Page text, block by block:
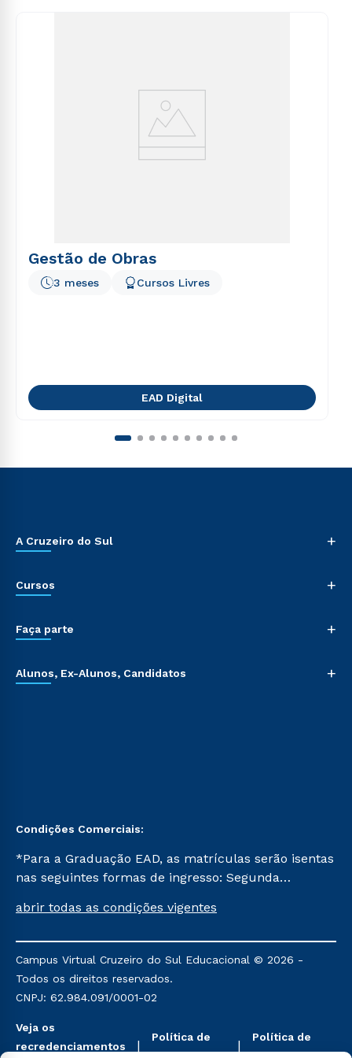
Gestão de Obras
3 meses Cursos Livres
EAD Digital
A Cruzeiro do Sul +
Cursos +
Faça parte +
Alunos, Ex-Alunos, Candidatos +
Condições Comerciais:
*Para a Graduação EAD, as matrículas serão isentas
nas seguintes formas de ingresso: Segunda
Já para as demais, a taxa de matrícula será de R$
mencionadas são referentes aos cursos: Ensino
Religioso, Geografia para a Docência e Metodologia
do Ensino de História: Questões Atuais.
abrir todas as condições vigentes
Campus Virtual Cruzeiro do Sul Educacional © 2026 -
Todos os direitos reservados.
CNPJ: 62.984.091/0001-02
Veja os
recredenciamentos
Política de
Política de